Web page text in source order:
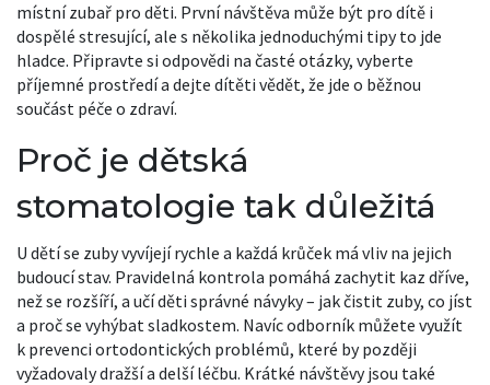
místní zubař pro děti. První návštěva může být pro dítě i
dospělé stresující, ale s několika jednoduchými tipy to jde
hladce. Připravte si odpovědi na časté otázky, vyberte
příjemné prostředí a dejte dítěti vědět, že jde o běžnou
součást péče o zdraví.
Proč je dětská
stomatologie tak důležitá
U dětí se zuby vyvíjejí rychle a každá krůček má vliv na jejich
budoucí stav. Pravidelná kontrola pomáhá zachytit kaz dříve,
než se rozšíří, a učí děti správné návyky – jak čistit zuby, co jíst
a proč se vyhýbat sladkostem. Navíc odborník můžete využít
k prevenci ortodontických problémů, které by později
vyžadovaly dražší a delší léčbu. Krátké návštěvy jsou také